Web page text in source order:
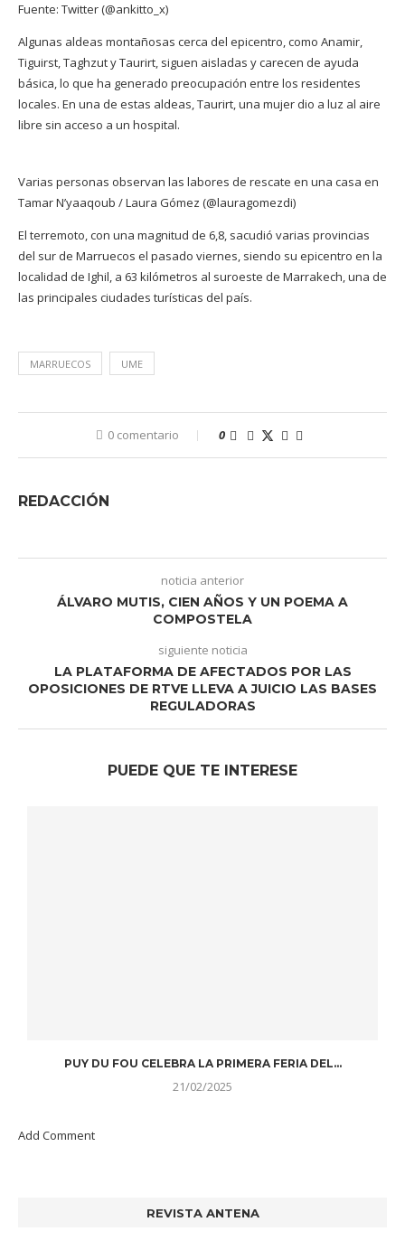
Fuente: Twitter (@ankitto_x)
Algunas aldeas montañosas cerca del epicentro, como Anamir,
Tiguirst, Taghzut y Taurirt, siguen aisladas y carecen de ayuda
básica, lo que ha generado preocupación entre los residentes
locales. En una de estas aldeas, Taurirt, una mujer dio a luz al aire
libre sin acceso a un hospital.
Varias personas observan las labores de rescate en una casa en
Tamar N’yaaqoub / Laura Gómez (@lauragomezdi)
El terremoto, con una magnitud de 6,8, sacudió varias provincias
del sur de Marruecos el pasado viernes, siendo su epicentro en la
localidad de Ighil, a 63 kilómetros al suroeste de Marrakech, una de
las principales ciudades turísticas del país.
MARRUECOS UME
0 comentario 0
REDACCIÓN
noticia anterior
ÁLVARO MUTIS, CIEN AÑOS Y UN POEMA A
COMPOSTELA
siguiente noticia
LA PLATAFORMA DE AFECTADOS POR LAS
OPOSICIONES DE RTVE LLEVA A JUICIO LAS BASES
REGULADORAS
PUEDE QUE TE INTERESE
PUY DU FOU CELEBRA LA PRIMERA FERIA DEL...
21/02/2025
Add Comment
REVISTA ANTENA